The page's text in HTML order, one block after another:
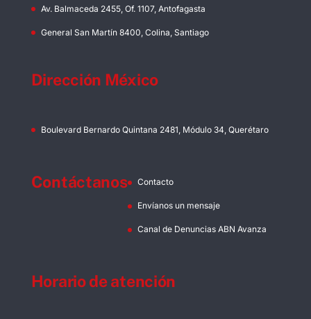
Av. Balmaceda 2455, Of. 1107, Antofagasta
General San Martín 8400, Colina, Santiago
Dirección México
Boulevard Bernardo Quintana 2481, Módulo 34, Querétaro
Contáctanos Contacto
Envíanos un mensaje
Canal de Denuncias ABN Avanza
Horario de atención